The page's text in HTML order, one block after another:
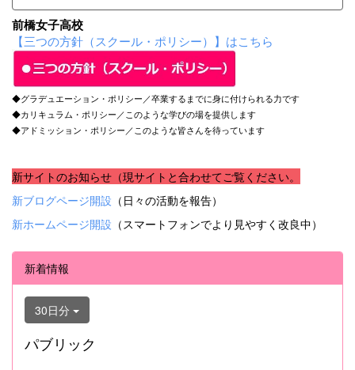
前橋女子高校
【三つの方針（スクール・ポリシー）】はこちら
◆グラデュエーション・ポリシー／卒業するまでに身に付けられる力です
◆カリキュラム・ポリシー／このような学びの場を提供します
◆アドミッション・ポリシー／このような皆さんを待っています
新サイトのお知らせ（現サイトと合わせてご覧ください。
新ブログページ開設 （日々の活動を報告）
新ホームページ開設 （スマートフォンでより見やすく改良中）
新着情報
30日分
パブリック